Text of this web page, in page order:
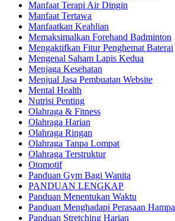
Manfaat Terapi Air Dingin
Manfaat Tertawa
Manfaatkan Keahlian
Memaksimalkan Forehand Badminton
Mengaktifkan Fitur Penghemat Baterai
Mengenal Saham Lapis Kedua
Menjaga Kesehatan
Menjual Jasa Pembuatan Website
Mental Health
Nutrisi Penting
Olahraga & Fitness
Olahraga Harian
Olahraga Ringan
Olahraga Tanpa Lompat
Olahraga Terstruktur
Otomotif
Panduan Gym Bagi Wanita
PANDUAN LENGKAP
Panduan Menentukan Waktu
Panduan Menghadapi Perasaan Hampa
Panduan Stretching Harian